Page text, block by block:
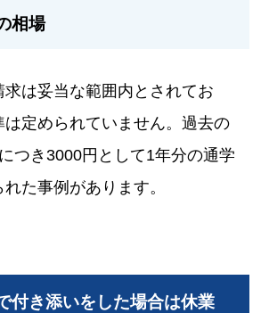
相場
は妥当な範囲内とされてお
は定められていません。過去の
つき3000円として1年分の通学
た事例があります。
付き添いをした場合は休業